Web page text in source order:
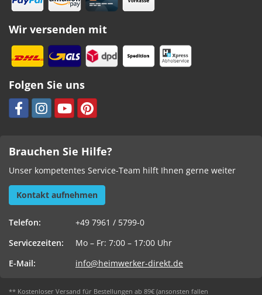
Wir versenden mit
Folgen Sie uns
Brauchen Sie Hilfe?
Unser kompetentes Service-Team hilft Ihnen gerne weiter
Kontakt aufnehmen
Telefon:
+49 7961 / 5799-0
Servicezeiten:
Mo – Fr: 7:00 – 17:00 Uhr
E-Mail:
info@heimwerker-direkt.de
** Kostenloser Versand für Bestellungen ab 89€ (ansonsten fallen